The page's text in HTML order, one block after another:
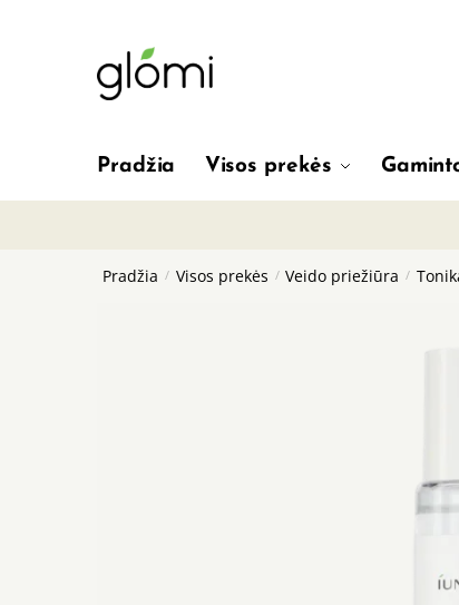
Pradžia Visos prekės
Pradžia / Visos prekės / Veido priežiūra /